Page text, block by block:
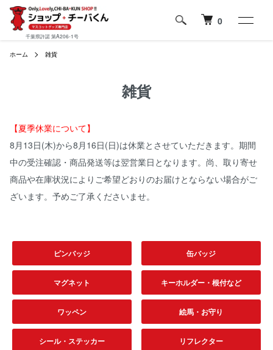
千葉県許諾 第A206-1号
0
ホーム 雑貨
雑貨
【夏季休業について】
8月13日(木)から8月16日(日)は休業とさせていただきます。期間
中の受注確認・商品発送等は翌営業日となります。尚、取り寄せ
商品や在庫状況によりご希望どおりのお届けとならない場合がご
ざいます。予めご了承くださいませ。
カテゴリー一覧
ピンバッジ 缶バッジ
マグネット キーホルダー・根付など
ワッペン 絵馬・お守り
シール・ステッカー リフレクター